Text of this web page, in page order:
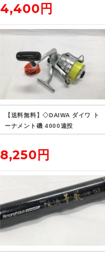
4,400円
【送料無料】◇DAIWA ダイワ ト
ーナメント磯 4000遠投
8,250円